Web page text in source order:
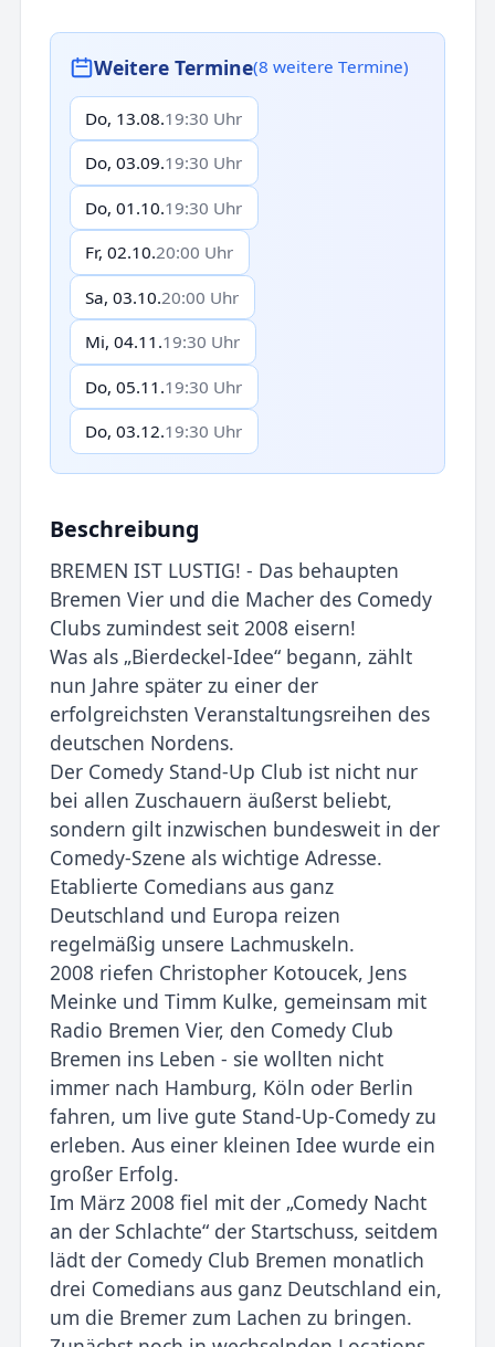
Weitere Termine(8 weitere Termine)
Do, 13.08.19:30 Uhr
Do, 03.09.19:30 Uhr
Do, 01.10.19:30 Uhr
Fr, 02.10.20:00 Uhr
Sa, 03.10.20:00 Uhr
Mi, 04.11.19:30 Uhr
Do, 05.11.19:30 Uhr
Do, 03.12.19:30 Uhr
Beschreibung
BREMEN IST LUSTIG! - Das behaupten
Bremen Vier und die Macher des Comedy
Clubs zumindest seit 2008 eisern!
Was als „Bierdeckel-Idee“ begann, zählt
nun Jahre später zu einer der
erfolgreichsten Veranstaltungsreihen des
deutschen Nordens.
Der Comedy Stand-Up Club ist nicht nur
bei allen Zuschauern äußerst beliebt,
sondern gilt inzwischen bundesweit in der
Comedy-Szene als wichtige Adresse.
Etablierte Comedians aus ganz
Deutschland und Europa reizen
regelmäßig unsere Lachmuskeln.
2008 riefen Christopher Kotoucek, Jens
Meinke und Timm Kulke, gemeinsam mit
Radio Bremen Vier, den Comedy Club
Bremen ins Leben - sie wollten nicht
immer nach Hamburg, Köln oder Berlin
fahren, um live gute Stand-Up-Comedy zu
erleben. Aus einer kleinen Idee wurde ein
großer Erfolg.
Im März 2008 fiel mit der „Comedy Nacht
an der Schlachte“ der Startschuss, seitdem
lädt der Comedy Club Bremen monatlich
drei Comedians aus ganz Deutschland ein,
um die Bremer zum Lachen zu bringen.